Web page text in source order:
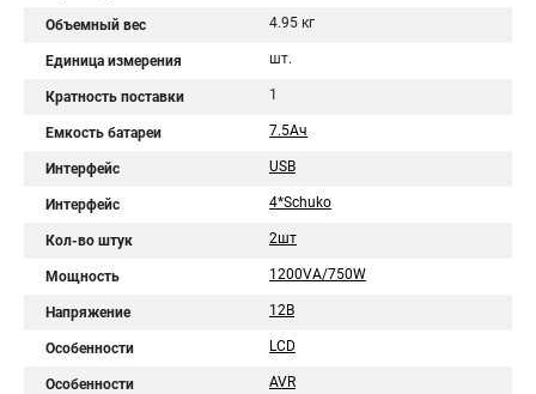
Объемный вес 4.95 кг
Единица измерения шт.
Кратность поставки 1
Емкость батареи 7.5Aч
Интерфейс USB
Интерфейс 4*Schuko
Кол-во штук 2шт
Мощность 1200VA/750W
Напряжение 12В
Особенности LCD
Особенности AVR